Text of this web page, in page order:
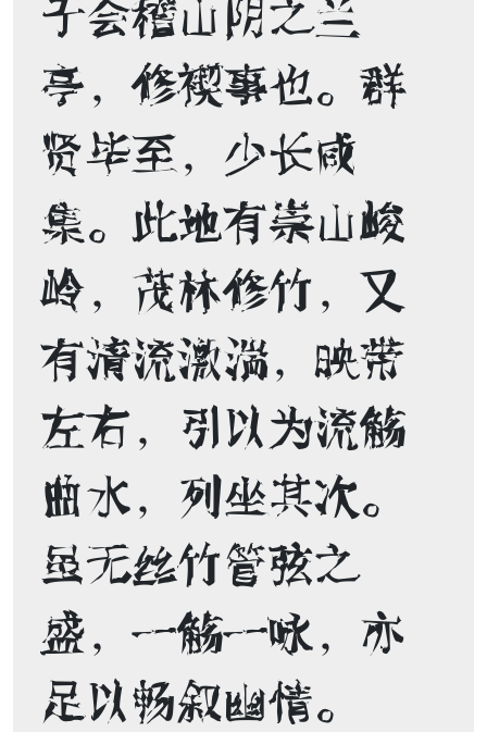
于会稽山阴之兰
亭，修禊事也。群
贤毕至，少长咸
集。此地有崇山峻
岭，茂林修竹，又
有清流激湍，映带
左右，引以为流觞
曲水，列坐其次。
虽无丝竹管弦之
盛，一觞一咏，亦
足以畅叙幽情。